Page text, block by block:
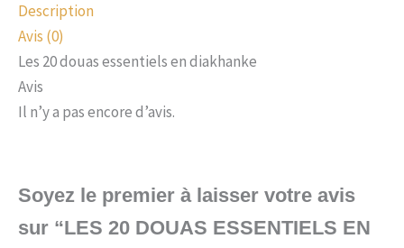
Description
Avis (0)
Les 20 douas essentiels en diakhanke
Avis
Il n’y a pas encore d’avis.
Soyez le premier à laisser votre avis
sur “LES 20 DOUAS ESSENTIELS EN